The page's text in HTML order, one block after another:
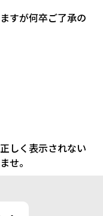
すが何卒ご了承の
しく表示されない
せ。